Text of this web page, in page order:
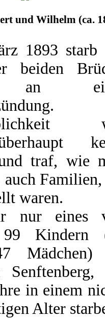
und Wilhelm (ca.
1893 starb
beiden
an
traf, wie
auch
waren.
nur eines
99 Kindern
Senftenberg,
in einem
Alter